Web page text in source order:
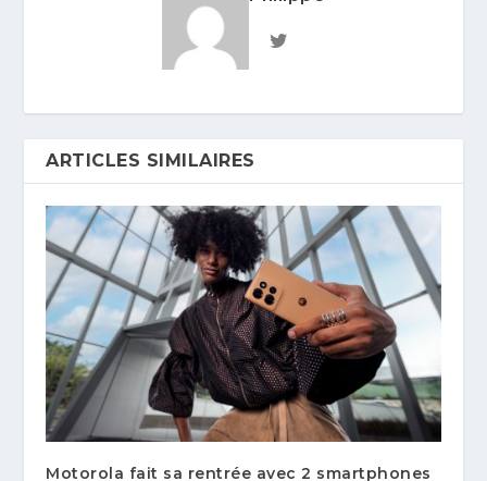
ARTICLES SIMILAIRES
Motorola fait sa rentrée avec 2 smartphones